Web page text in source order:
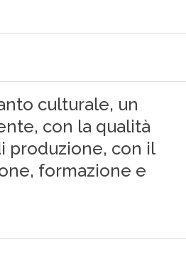
culturale, un
con la qualità
produzione, con il
formazione e